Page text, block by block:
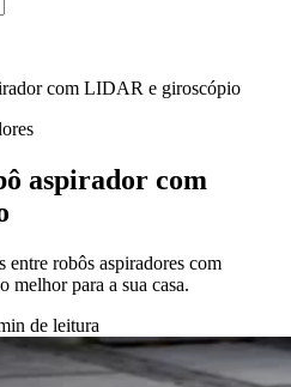
com LIDAR e giroscópio
aspirador com
entre robôs aspiradores com
para a sua casa.
de leitura